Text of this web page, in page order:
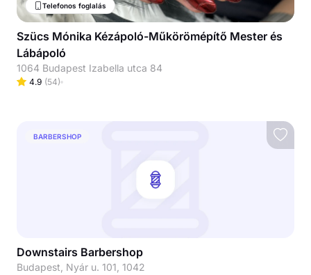
Telefonos foglalás
Szücs Mónika Kézápoló-Műkörömépítő Mester és
Lábápoló
1064 Budapest Izabella utca 84
4.9 (54)
BARBERSHOP
Downstairs Barbershop
Budapest, Nyár u. 101, 1042